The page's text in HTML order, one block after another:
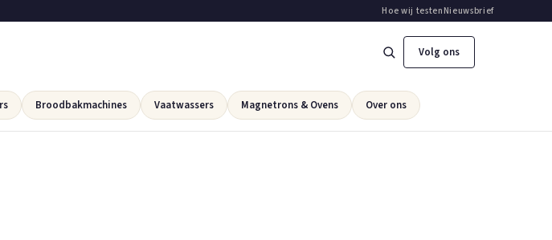
Hoe wij testenNieuwsbrief
Volg ons
Broodbakmachines Vaatwassers Magnetrons & Ovens Over ons